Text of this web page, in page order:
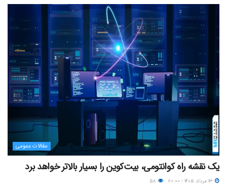
مقالات عمومی
یک نقشه راه کوانتومی، بیت‌کوین را بسیار بالاتر خواهد برد